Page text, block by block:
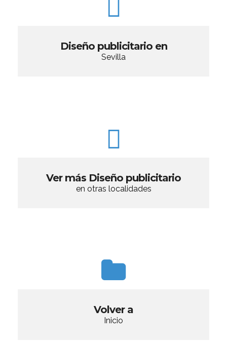
Diseño publicitario en
Sevilla
Ver más Diseño publicitario
en otras localidades
Volver a
Inicio